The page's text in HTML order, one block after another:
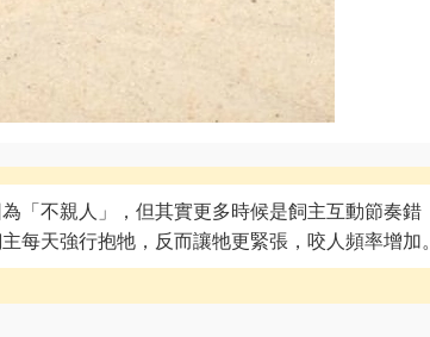
「不親人」，但其實更多時候是飼主互動節奏錯
每天強行抱牠，反而讓牠更緊張，咬人頻率增加。